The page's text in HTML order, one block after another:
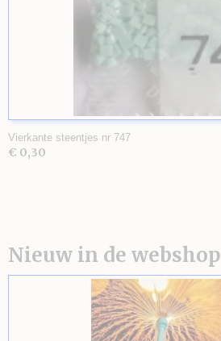
Vierkante steentjes nr 747
€ 0,30
Nieuw in de webshop